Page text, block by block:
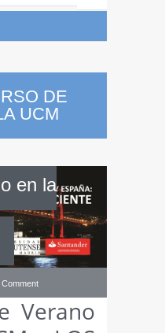
DE
UCM
en la
Comment
Verano